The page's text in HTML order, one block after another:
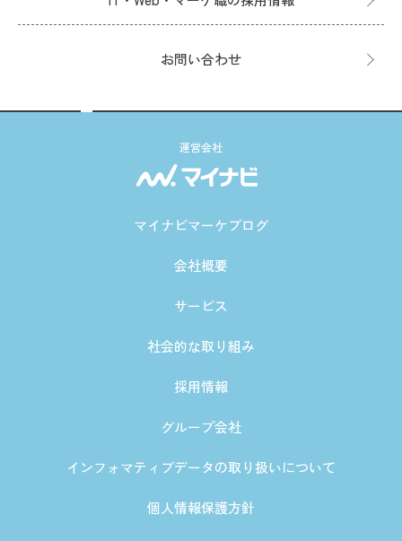
お問い合わせ
運営会社
マイナビマーケブログ
会社概要
サービス
社会的な取り組み
採用情報
グループ会社
インフォマティブデータの取り扱いについて
個人情報保護方針